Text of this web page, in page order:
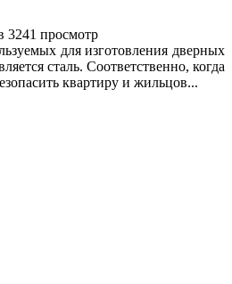
3241 просмотр
для изготовления дверных
сталь. Соответственно, когда
квартиру и жильцов...